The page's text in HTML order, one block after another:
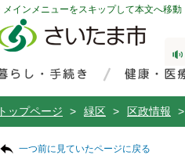
メインメニューをスキップして本文へ移動
トップページ > 緑区 > 区政情報 >
一つ前に見ていたページに戻る